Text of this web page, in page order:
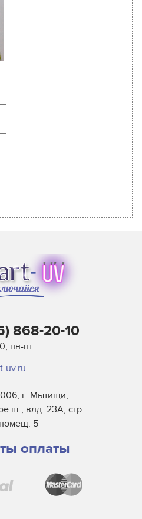
868-20-10
пн-пт
uv.ru
г. Мытищи,
ш., влд. 23А, стр.
5
оплаты